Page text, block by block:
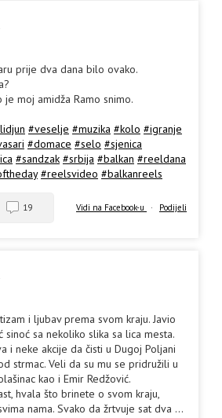
prije dva dana bilo ovako.
je moj amidža Ramo snimo.
#veselje #muzika #kolo #igranje
#domace #selo #sjenica
#sandzak #srbija #balkan #reeldana
#reelsvideo #balkanreels
Vidi na Facebook-u · Podijeli
19
i ljubav prema svom kraju. Javio
sinoć sa nekoliko slika sa lica mesta.
i neke akcije da čisti u Dugoj Poljani
strmac. Veli da su mu se pridružili u
kao i Emir Redžović.
hvala što brinete o svom kraju,
nama. Svako da žrtvuje sat dva ...